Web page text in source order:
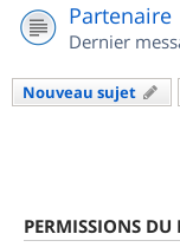
Partenaire
Dernier
Nouveau sujet
PERMISSIONS DU